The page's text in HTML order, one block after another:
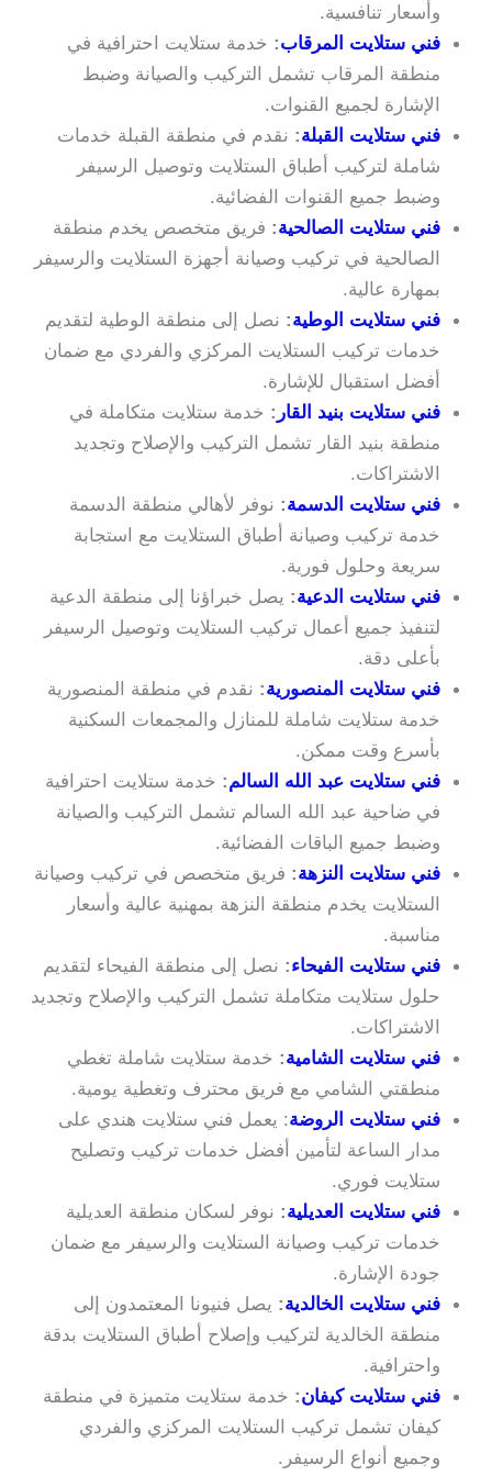
وأسعار تنافسية.
فني ستلايت المرقاب: خدمة ستلايت احترافية في
منطقة المرقاب تشمل التركيب والصيانة وضبط
الإشارة لجميع القنوات.
فني ستلايت القبلة: نقدم في منطقة القبلة خدمات
شاملة لتركيب أطباق الستلايت وتوصيل الرسيفر
وضبط جميع القنوات الفضائية.
فني ستلايت الصالحية: فريق متخصص يخدم منطقة
الصالحية في تركيب وصيانة أجهزة الستلايت والرسيفر
بمهارة عالية.
فني ستلايت الوطية: نصل إلى منطقة الوطية لتقديم
خدمات تركيب الستلايت المركزي والفردي مع ضمان
أفضل استقبال للإشارة.
فني ستلايت بنيد القار : خدمة ستلايت متكاملة في
منطقة بنيد القار تشمل التركيب والإصلاح وتجديد
الاشتراكات.
فني ستلايت الدسمة: نوفر لأهالي منطقة الدسمة
خدمة تركيب وصيانة أطباق الستلايت مع استجابة
سريعة وحلول فورية.
فني ستلايت الدعية: يصل خبراؤنا إلى منطقة الدعية
لتنفيذ جميع أعمال تركيب الستلايت وتوصيل الرسيفر
بأعلى دقة.
فني ستلايت المنصورية: نقدم في منطقة المنصورية
خدمة ستلايت شاملة للمنازل والمجمعات السكنية
بأسرع وقت ممكن.
فني ستلايت عبد الله السالم: خدمة ستلايت احترافية
في ضاحية عبد الله السالم تشمل التركيب والصيانة
وضبط جميع الباقات الفضائية.
فني ستلايت النزهة: فريق متخصص في تركيب وصيانة
الستلايت يخدم منطقة النزهة بمهنية عالية وأسعار
مناسبة.
فني ستلايت الفيحاء: نصل إلى منطقة الفيحاء لتقديم
حلول ستلايت متكاملة تشمل التركيب والإصلاح وتجديد
الاشتراكات.
فني ستلايت الشامية: خدمة ستلايت شاملة تغطي
منطقتي الشامي مع فريق محترف وتغطية يومية.
فني ستلايت الروضة: يعمل فني ستلايت هندي على
مدار الساعة لتأمين أفضل خدمات تركيب وتصليح
ستلايت فوري.
فني ستلايت العديلية: نوفر لسكان منطقة العديلية
خدمات تركيب وصيانة الستلايت والرسيفر مع ضمان
جودة الإشارة.
فني ستلايت الخالدية: يصل فنيونا المعتمدون إلى
منطقة الخالدية لتركيب وإصلاح أطباق الستلايت بدقة
واحترافية.
فني ستلايت كيفان: خدمة ستلايت متميزة في منطقة
كيفان تشمل تركيب الستلايت المركزي والفردي
وجميع أنواع الرسيفر.